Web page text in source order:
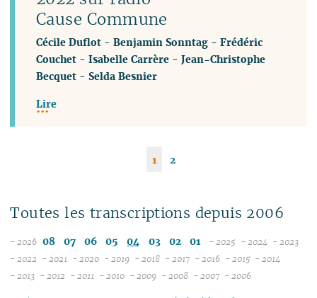
Cause Commune
Cécile Duflot -Benjamin Sonntag -Frédéric
Couchet -Isabelle Carrère -Jean-Christophe
Becquet -Selda Besnier
Lire
1 2
Toutes les transcriptions depuis 2006
- 2026 08 07 06 05 04 03 02 01 - 2025
11
- 2024 - 2023
- 2022 - 2021 - 2020 - 2019 - 2018 - 2017 - 2016 - 2015 - 2014
- 2013 - 2012 - 2011 - 2010 - 2009 - 2008 - 2007 - 2006